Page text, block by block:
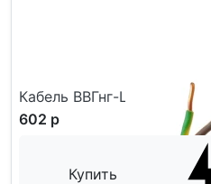
Кабель ВВГнг-LS ГОСТ 5x10
602 р
Купить